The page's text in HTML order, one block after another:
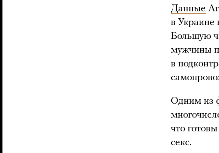
Данные
в Украине
Большую
мужчины
в
Одним из
что
секс.